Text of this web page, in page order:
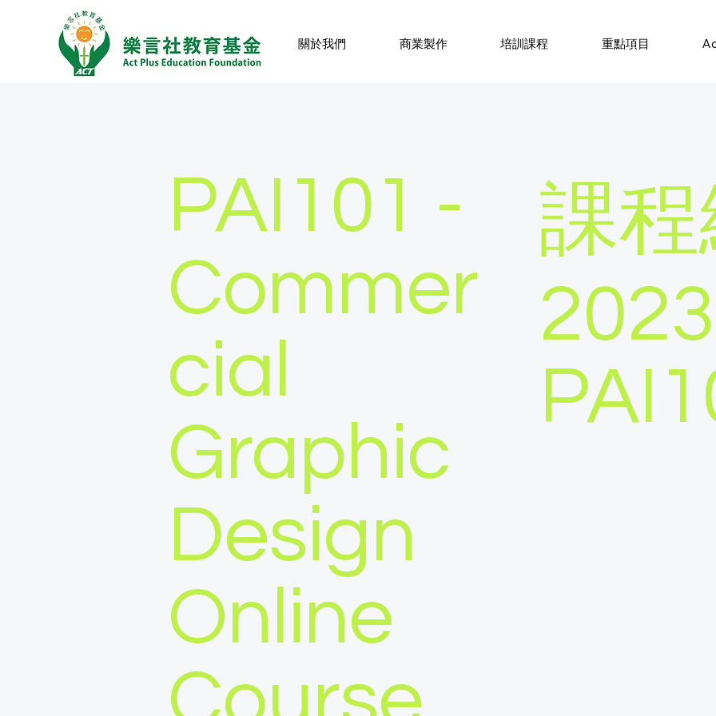
關於我們 商業製作 培訓課程 重點項目
​​PAI101 -
Commer
cial
Graphic
Design
Online
課